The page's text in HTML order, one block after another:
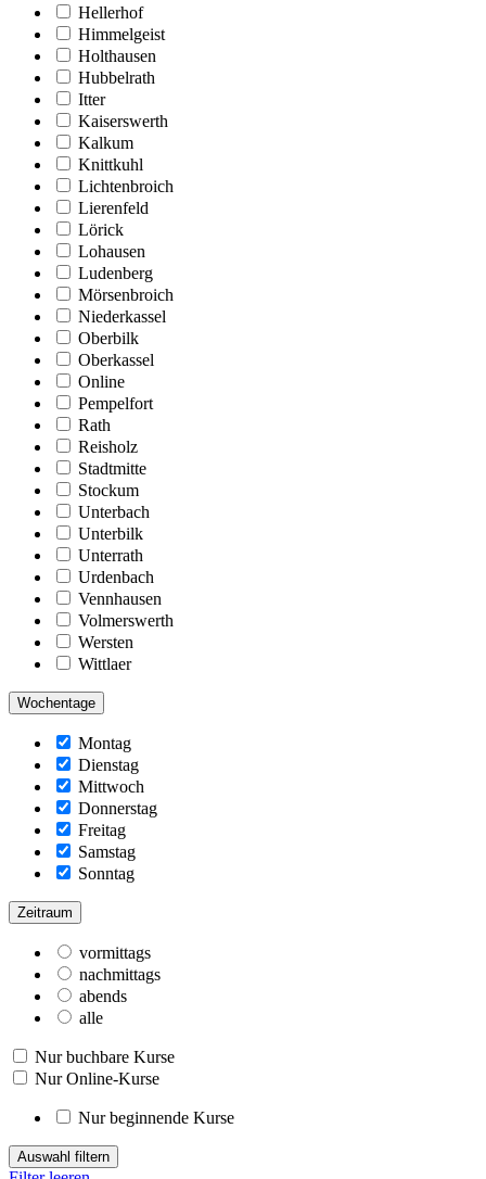
Hellerhof
Himmelgeist
Holthausen
Hubbelrath
Itter
Kaiserswerth
Kalkum
Knittkuhl
Lichtenbroich
Lierenfeld
Lörick
Lohausen
Ludenberg
Mörsenbroich
Niederkassel
Oberbilk
Oberkassel
Online
Pempelfort
Rath
Reisholz
Stadtmitte
Stockum
Unterbach
Unterbilk
Unterrath
Urdenbach
Vennhausen
Volmerswerth
Wersten
Wittlaer
Wochentage
Montag
Dienstag
Mittwoch
Donnerstag
Freitag
Samstag
Sonntag
Zeitraum
vormittags
nachmittags
abends
alle
Nur buchbare Kurse
Nur Online-Kurse
Nur beginnende Kurse
Auswahl filtern